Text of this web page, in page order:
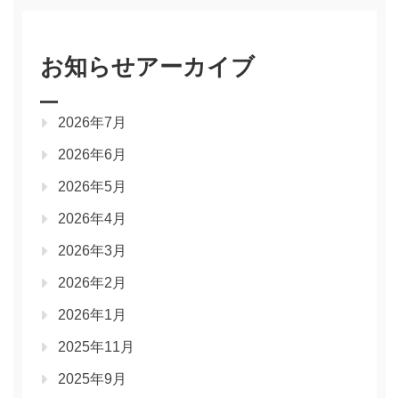
お知らせアーカイブ
2026年7月
2026年6月
2026年5月
2026年4月
2026年3月
2026年2月
2026年1月
2025年11月
2025年9月